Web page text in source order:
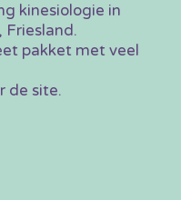
kinesiologie in
Friesland.
pakket met veel
de site.